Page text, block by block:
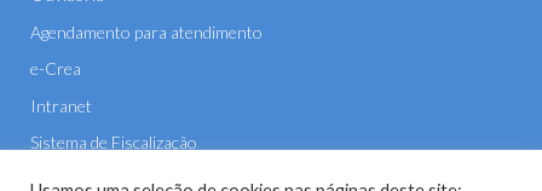
Agendamento para atendimento
e-Crea
Intranet
Sistema de Fiscalização
E-mail